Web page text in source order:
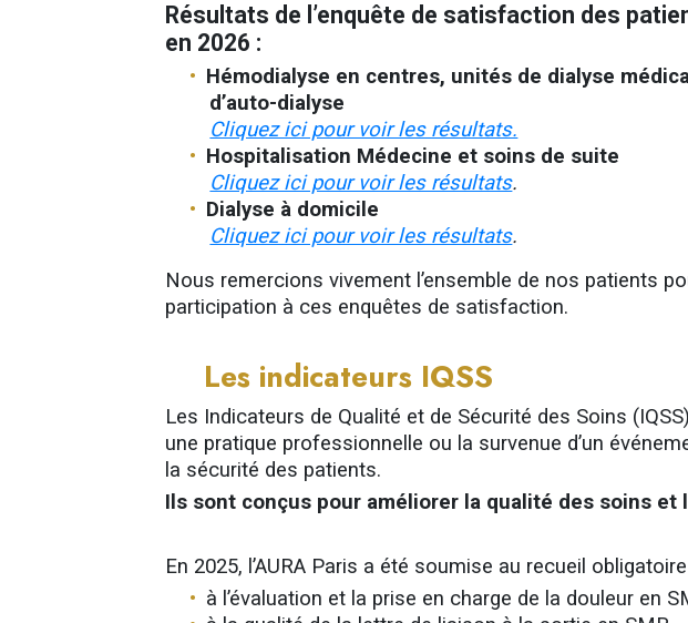
Résultats de l’enquête de satisfaction des
en 2026 :
Hémodialyse en centres, unités de dialyse
d’auto-dialyse
Cliquez ici pour voir les résultats.
Hospitalisation Médecine et soins de suite
Cliquez ici pour voir les résultats.
Dialyse à domicile
Cliquez ici pour voir les résultats.
Nous remercions vivement l’ensemble de nos patients
participation à ces enquêtes de satisfaction.
Les indicateurs IQSS
Les Indicateurs de Qualité et de Sécurité des Soins
une pratique professionnelle ou la survenue d’un
la sécurité des patients.
Ils sont conçus pour améliorer la qualité des soins et
En 2025, l’AURA Paris a été soumise au recueil
à l’évaluation et la prise en charge de la douleur en